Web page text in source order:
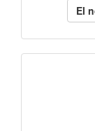
El